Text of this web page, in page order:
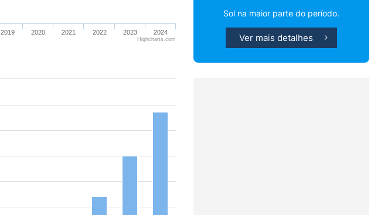
2019 2020 2021 2022 2023 2024
Highcharts.com
Sol na maior parte do período.
Ver mais detalhes